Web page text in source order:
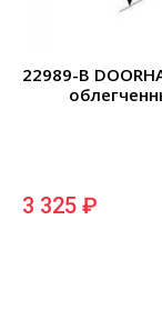
22989-B
3 325 ₽